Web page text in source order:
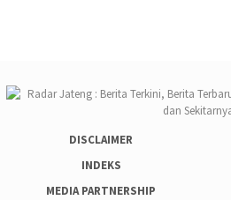
DISCLAIMER
INDEKS
MEDIA PARTNERSHIP